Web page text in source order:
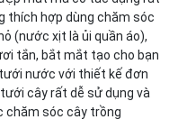
thích hợp dùng chăm sóc
(nước xịt là ủi quần áo),
tắn, bắt mắt tạo cho bạn
nước với thiết kế đơn
cây rất dễ sử dụng và
chăm sóc cây trồng